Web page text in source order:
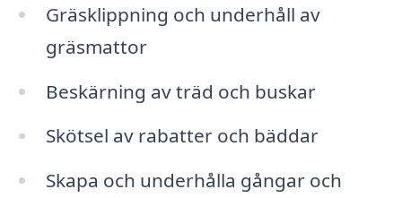
Gräsklippning och underhåll av
gräsmattor
Beskärning av träd och buskar
Skötsel av rabatter och bäddar
Skapa och underhålla gångar och